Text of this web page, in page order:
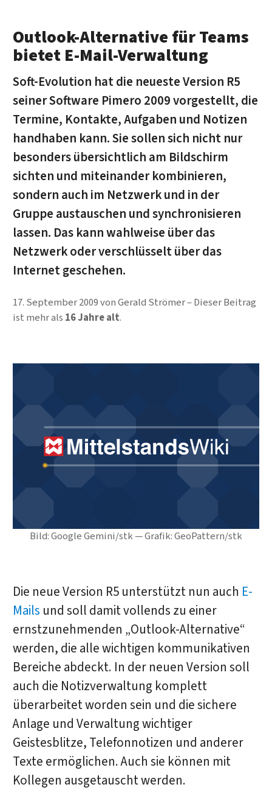
Bild: Google Gemini/stk — Grafik: GeoPattern/stk
Outlook-Alternative für Teams
bietet E-Mail-Verwaltung
Soft-Evolution hat die neueste Version R5
seiner Software Pimero 2009 vorgestellt, die
Termine, Kontakte, Aufgaben und Notizen
handhaben kann. Sie sollen sich nicht nur
besonders übersichtlich am Bildschirm
sichten und miteinander kombinieren,
sondern auch im Netzwerk und in der
Gruppe austauschen und synchronisieren
lassen. Das kann wahlweise über das
Netzwerk oder verschlüsselt über das
Internet geschehen.
17. September 2009vonGerald Strömer
Dieser Beitrag
ist mehr als 16 Jahre alt.
Die neue Version R5 unterstützt nun auch E-
Mails und soll damit vollends zu einer
ernstzunehmenden „Outlook-Alternative“
werden, die alle wichtigen kommunikativen
Bereiche abdeckt. In der neuen Version soll
auch die Notizverwaltung komplett
überarbeitet worden sein und die sichere
Anlage und Verwaltung wichtiger
Geistesblitze, Telefonnotizen und anderer
Texte ermöglichen. Auch sie können mit
Kollegen ausgetauscht werden.